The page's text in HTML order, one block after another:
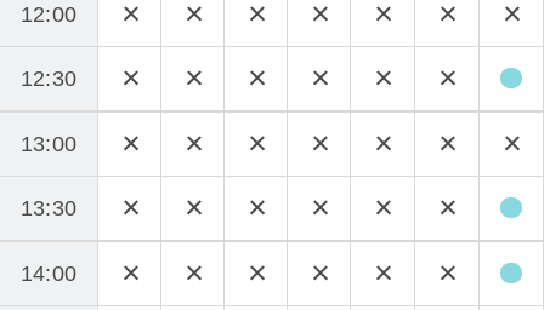
12:00
12:30
13:00
13:30
14:00